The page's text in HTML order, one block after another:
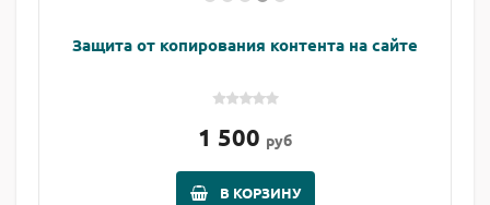
Защита от копирования контента на сайте
1 500 руб
В КОРЗИНУ